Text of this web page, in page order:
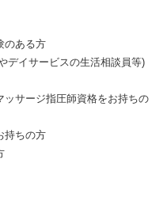
のある方
デイサービスの生活相談員等)
ッサージ指圧師資格をお持ちの
持ちの方